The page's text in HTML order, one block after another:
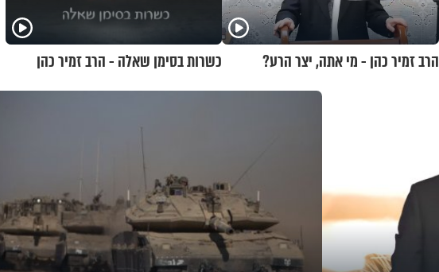
הרב זמיר כהן - מי אתה, יצר הרע? כשרות בסימן שאלה - הרב זמיר כהן